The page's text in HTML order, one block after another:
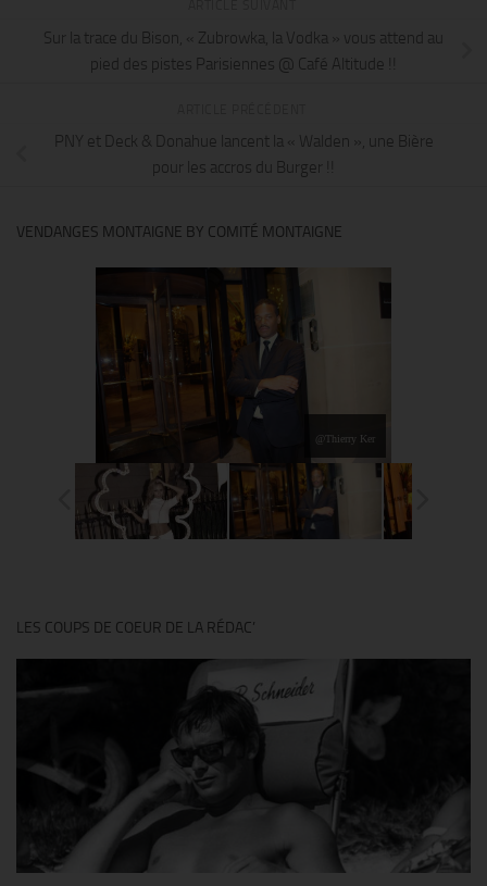
Sur la trace du Bison, « Zubrowka, la Vodka » vous attend au
pied des pistes Parisiennes @ Café Altitude !!
PNY et Deck & Donahue lancent la « Walden », une Bière
pour les accros du Burger !!
VENDANGES MONTAIGNE BY COMITÉ MONTAIGNE
@Thierry Ker
LES COUPS DE COEUR DE LA RÉDAC’